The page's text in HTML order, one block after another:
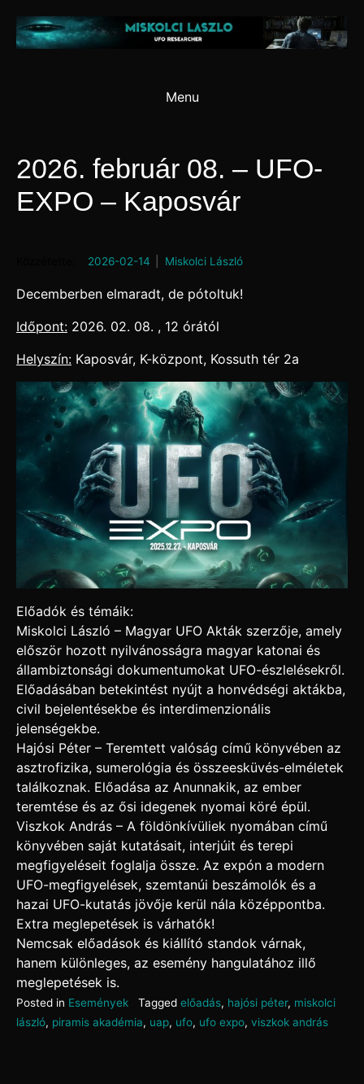
content
Menu
2026. február 08. – UFO-
EXPO – Kaposvár
2026-02-14by Miskolci László
Decemberben elmaradt, de pótoltuk!
Időpont: 2026. 02. 08. , 12 órától
Helyszín: Kaposvár, K-központ, Kossuth tér 2a
Előadók és témáik:
Miskolci László – Magyar UFO Akták szerzője, amely
először hozott nyilvánosságra magyar katonai és
állambiztonsági dokumentumokat UFO-észlelésekről.
Előadásában betekintést nyújt a honvédségi aktákba,
civil bejelentésekbe és interdimenzionális
jelenségekbe.
Hajósi Péter – Teremtett valóság című könyvében az
asztrofizika, sumerológia és összeesküvés-elméletek
találkoznak. Előadása az Anunnakik, az ember
teremtése és az ősi idegenek nyomai köré épül.
Viszkok András – A földönkívüliek nyomában című
könyvében saját kutatásait, interjúit és terepi
megfigyeléseit foglalja össze. Az expón a modern
UFO-megfigyelések, szemtanúi beszámolók és a
hazai UFO-kutatás jövője kerül nála középpontba.
Extra meglepetések is várhatók!
Nemcsak előadások és kiállító standok várnak,
hanem különleges, az esemény hangulatához illő
meglepetések is.
Posted in Események Tagged előadás, hajósi péter, miskolci
lászló, piramis akadémia, uap, ufo, ufo expo, viszkok andrás